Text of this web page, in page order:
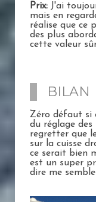
Prix: J'ai
mais en
réalise que ce
des plus
cette valeur
BILAN
Zéro défaut si
du réglage des
regretter que
sur la cuisse
ce serait bien
est un super
dire me